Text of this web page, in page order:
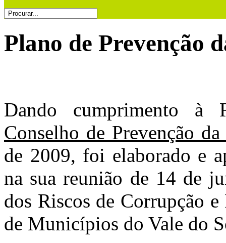
Plano de Prevenção
Dando cumprimento à
Conselho de Prevenção
de 2009, foi elaborado e
na sua reunião de 14 de
dos Riscos de Corrupção
de Municípios do Vale do